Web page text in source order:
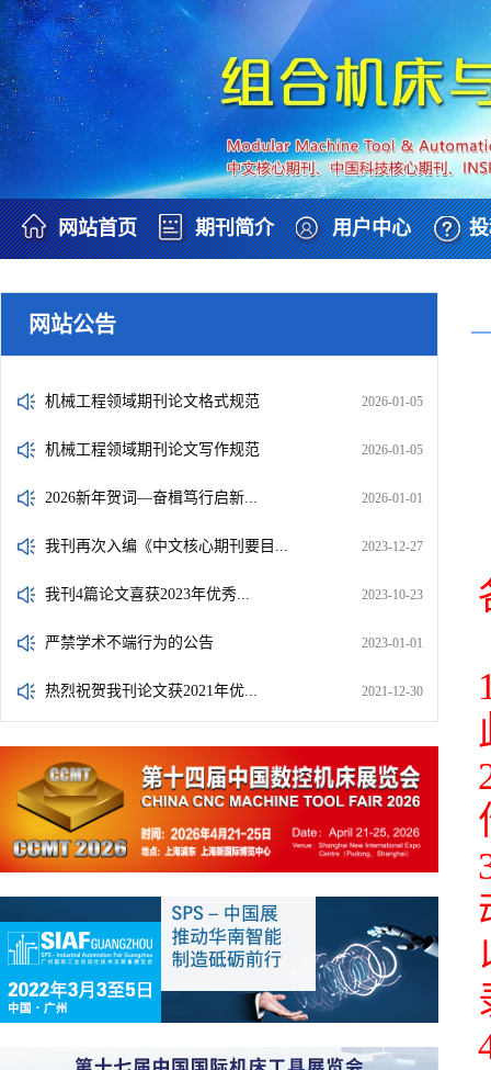
网站首页 期刊简介 用户中心
网站公告
机械工程领域期刊论文格式规范 2026-01-05
机械工程领域期刊论文写作规范 2026-01-05
2026新年贺词—奋楫笃行启新... 2026-01-01
我刊再次入编《中文核心期刊要目... 2023-12-27
我刊4篇论文喜获2023年优秀... 2023-10-23
严禁学术不端行为的公告 2023-01-01
热烈祝贺我刊论文获2021年优... 2021-12-30